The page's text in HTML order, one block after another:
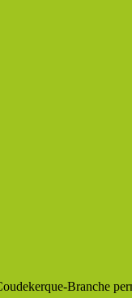
Branche